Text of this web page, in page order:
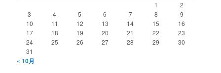
1
2
3
4 5 6 7 8
9
10
11 12 13 14 15
16
17
18 19 20 21 22
23
24
25 26 27 28 29
30
31
« 10月